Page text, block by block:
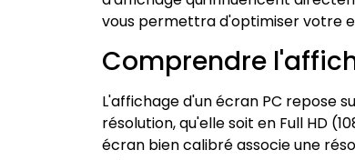
vous permettra d'optimiser votre
Comprendre
L'affichage d'un écran PC repose
résolution, qu'elle soit en Full HD
écran bien calibré associe une